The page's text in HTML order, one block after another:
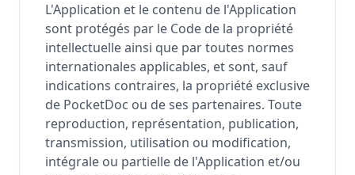
L'Application et le contenu de l'Application
sont protégés par le Code de la propriété
intellectuelle ainsi que par toutes normes
internationales applicables, et sont, sauf
indications contraires, la propriété exclusive
de PocketDoc ou de ses partenaires. Toute
reproduction, représentation, publication,
transmission, utilisation ou modification,
intégrale ou partielle de l'Application et/ou